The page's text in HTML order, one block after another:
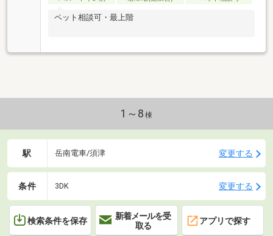
ペット相談可・最上階
1～8 棟
駅 岳南電車/須津 変更する
条件 3DK 変更する
検索条件を保存
新着メールを受
取る
アプリで探す